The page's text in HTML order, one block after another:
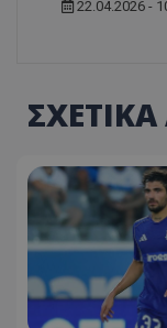
22.04.2026 -